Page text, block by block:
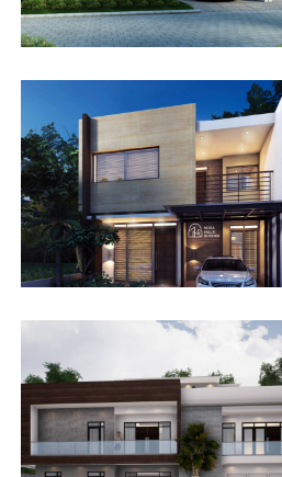
Desain Rumah Taman
Mutiara di Cibinong
Bogor
DESAIN RUMAH TERBAIK
Desain Rumah Bapak Ali
di Lippo Karawaci
DESAIN RUMAH TERBAIK